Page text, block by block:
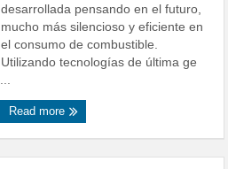
desarrollada pensando en el futuro,
mucho más silencioso y eficiente en
el consumo de combustible.
Utilizando tecnologías de última ge
...
Read more